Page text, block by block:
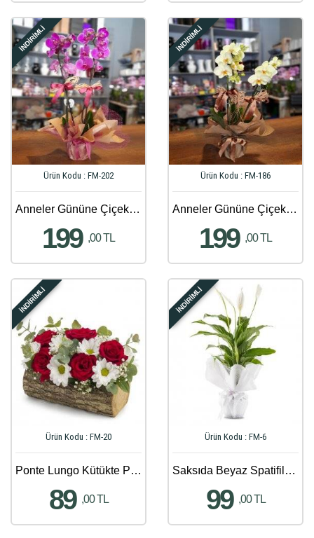
İNDİRİMLİ
Ürün Kodu : FM-202
Anneler Gününe Çiçek Gönder - 347
199 ,00 TL
İNDİRİMLİ
Ürün Kodu : FM-186
Anneler Gününe Çiçek Gönder - 216
199 ,00 TL
İNDİRİMLİ
Ürün Kodu : FM-20
Ponte Lungo Kütükte Papatya ve Güller
89 ,00 TL
İNDİRİMLİ
Ürün Kodu : FM-6
Saksıda Beyaz Spatifilyum Çiçeği
99 ,00 TL